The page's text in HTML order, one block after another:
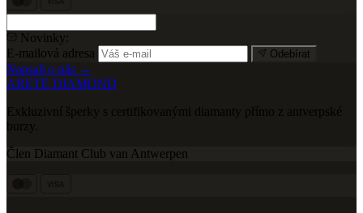
Novinky:
E-mailová adresa
Odebírat
Napsali o nás →
ARETE DIAMOND
Exkluzivní šperky s certifikovanými diamanty přímo z antverpské
burzy.
Člen Diamant Club van Antwerpen